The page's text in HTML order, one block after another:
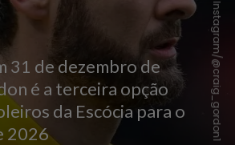
31 de dezembro de
é a terceira opção
da Escócia para o
2026
Instagram/@craig_gordon1